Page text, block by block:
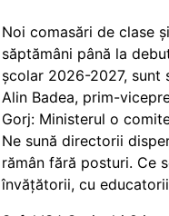
Noi comasări de clase
săptămâni până la
școlar 2026-2027, sunt
Alin Badea, prim-
Gorj: Ministerul o
Ne sună directorii
rămân fără posturi. Ce
învățătorii, cu